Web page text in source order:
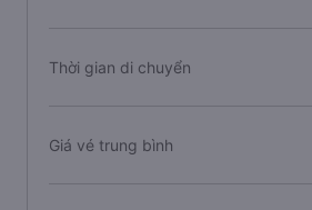
Thời gian di chuyển
Giá vé trung bình